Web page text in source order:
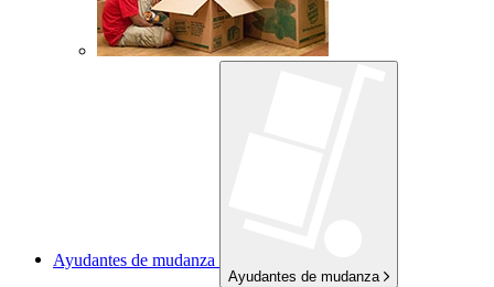
Ayudantes de mudanza
Ayudantes de mudanza